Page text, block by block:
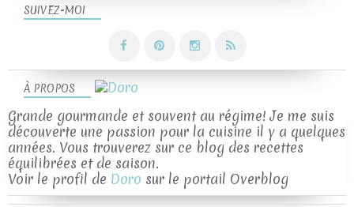
SUIVEZ-MOI
À PROPOS
Grande gourmande et souvent au régime! Je me suis
découverte une passion pour la cuisine il y a quelques
années. Vous trouverez sur ce blog des recettes
équilibrées et de saison.
Voir le profil de Doro sur le portail Overblog